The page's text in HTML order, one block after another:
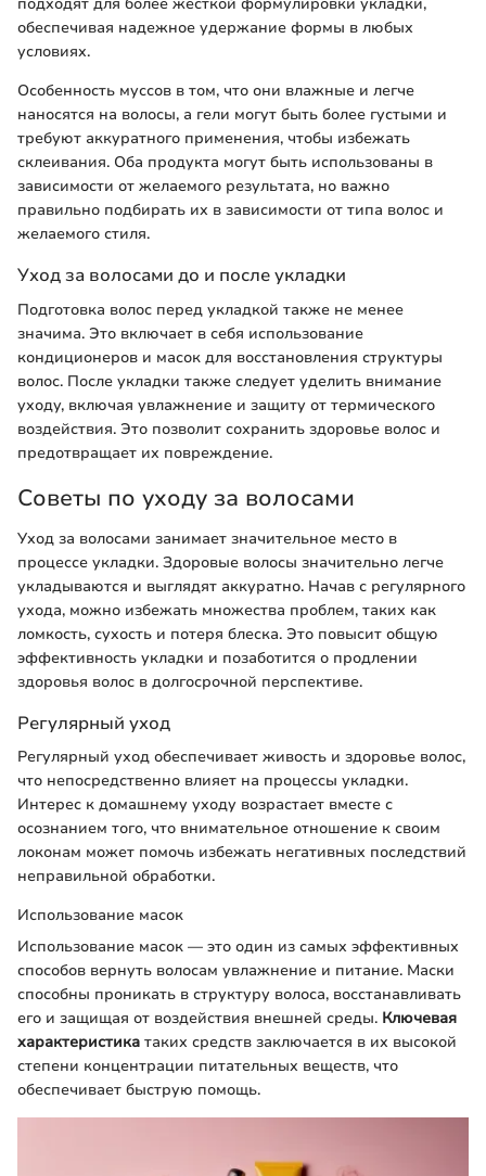
подходят для более жесткой формулировки укладки,
обеспечивая надежное удержание формы в любых
условиях.
Особенность муссов в том, что они влажные и легче
наносятся на волосы, а гели могут быть более густыми и
требуют аккуратного применения, чтобы избежать
склеивания. Оба продукта могут быть использованы в
зависимости от желаемого результата, но важно
правильно подбирать их в зависимости от типа волос и
желаемого стиля.
Уход за волосами до и после укладки
Подготовка волос перед укладкой также не менее
значима. Это включает в себя использование
кондиционеров и масок для восстановления структуры
волос. После укладки также следует уделить внимание
уходу, включая увлажнение и защиту от термического
воздействия. Это позволит сохранить здоровье волос и
предотвращает их повреждение.
Советы по уходу за волосами
Уход за волосами занимает значительное место в
процессе укладки. Здоровые волосы значительно легче
укладываются и выглядят аккуратно. Начав с регулярного
ухода, можно избежать множества проблем, таких как
ломкость, сухость и потеря блеска. Это повысит общую
эффективность укладки и позаботится о продлении
здоровья волос в долгосрочной перспективе.
Регулярный уход
Регулярный уход обеспечивает живость и здоровье волос,
что непосредственно влияет на процессы укладки.
Интерес к домашнему уходу возрастает вместе с
осознанием того, что внимательное отношение к своим
локонам может помочь избежать негативных последствий
неправильной обработки.
Использование масок
Использование масок — это один из самых эффективных
способов вернуть волосам увлажнение и питание. Маски
способны проникать в структуру волоса, восстанавливать
его и защищая от воздействия внешней среды. Ключевая
характеристика таких средств заключается в их высокой
степени концентрации питательных веществ, что
обеспечивает быструю помощь.